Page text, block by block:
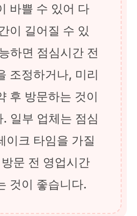
바쁠 수 있어 다
이 길어질 수 있
하면 점심시간 전
조정하거나, 미리
후 방문하는 것이
일부 업체는 점심
이크 타임을 가질
문 전 영업시간
것이 좋습니다.